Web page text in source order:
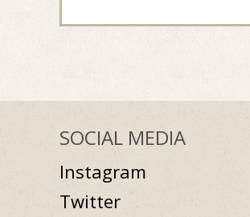
SOCIAL MEDIA
Instagram
Twitter